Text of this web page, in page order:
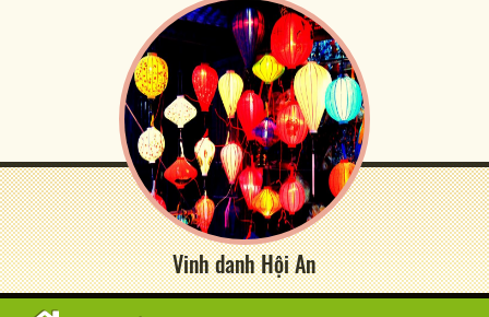
Vinh danh Hội An